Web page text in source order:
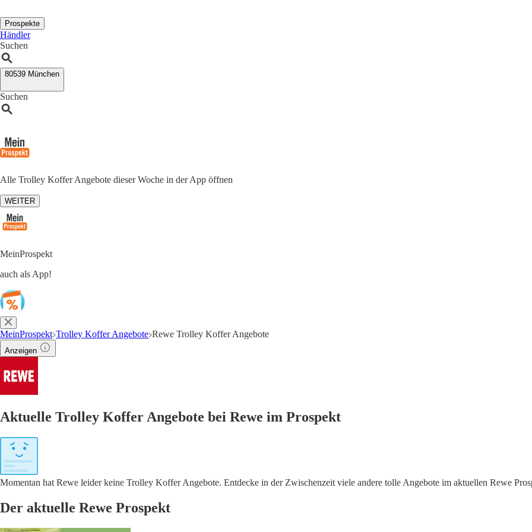
Prospekte
Händler
Suchen
80539 München
Suchen
Alle Trolley Koffer Angebote dieser Woche in der App öffnen
WEITER
MeinProspekt
auch als App!
MeinProspekt Trolley Koffer Angebote Rewe Trolley Koffer Angebote
Anzeigen
Aktuelle Trolley Koffer Angebote bei Rewe im Prospekt
Momentan hat Rewe leider keine Trolley Koffer Angebote. Entdecke in der Zwischenzeit viele andere tolle Angebote im aktuellen Rewe
Der aktuelle Rewe Prospekt